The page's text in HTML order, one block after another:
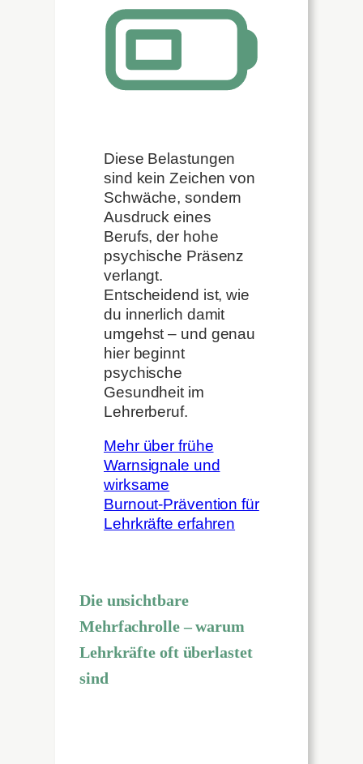
Diese Belastungen
sind kein Zeichen von
Schwäche, sondern
Ausdruck eines
Berufs, der hohe
psychische Präsenz
verlangt.
Entscheidend ist, wie
du innerlich damit
umgehst – und genau
hier beginnt
psychische
Gesundheit im
Lehrerberuf.
Mehr über frühe
Warnsignale und
wirksame
Burnout‑Prävention für
Lehrkräfte erfahren
Die unsichtbare
Mehrfachrolle – warum
Lehrkräfte oft überlastet
sind